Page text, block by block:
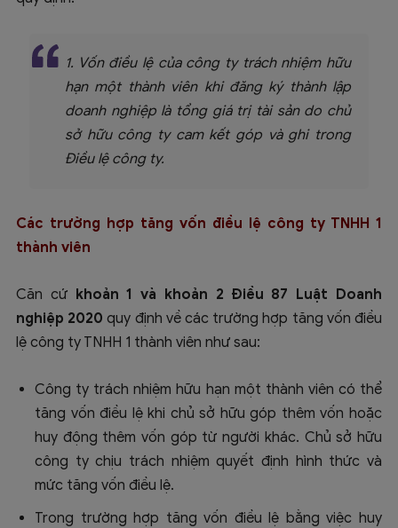
1. Vốn điều lệ của công ty trách nhiệm hữu
hạn một thành viên khi đăng ký thành lập
doanh nghiệp là tổng giá trị tài sản do chủ
sở hữu công ty cam kết góp và ghi trong
Điều lệ công ty.
Các trường hợp tăng vốn điều lệ công ty TNHH 1
thành viên
Căn cứ khoản 1 và khoản 2 Điều 87 Luật Doanh
nghiệp 2020 quy định về các trường hợp tăng vốn điều
lệ công ty TNHH 1 thành viên như sau:
Công ty trách nhiệm hữu hạn một thành viên có thể
tăng vốn điều lệ khi chủ sở hữu góp thêm vốn hoặc
huy động thêm vốn góp từ người khác. Chủ sở hữu
công ty chịu trách nhiệm quyết định hình thức và
mức tăng vốn điều lệ.
Trong trường hợp tăng vốn điều lệ bằng việc huy